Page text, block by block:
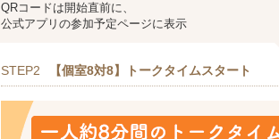
QRコードは開始直前に、
公式アプリの参加予定ページに表示
STEP2 【個室8対8】トークタイムスタート